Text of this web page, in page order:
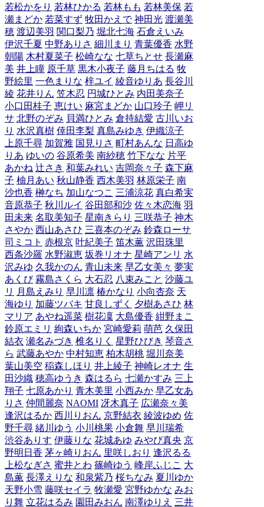
若松かをり 若林ひかる 若林もも 若林美保 若
瀬まどか 若菜すず 牧田かえで 神田光 渡瀬美
穂 渡辺美羽 関口梨乃 堀北七海 石倉えいみ
伊沢千夏 中野ありさ 細川まり 青葉優香 水野
朝陽 木村夏菜子 松崎なな 七草ちとせ 長瀬麻
美 井上瞳 原千草 黒木小夜子 藤月ちはる 牧
野絵里 一色まりな 梓ユイ 綾音ゆりあ 長谷川
綾 花井りん 笠木忍 円城ひとみ 内田美奈子
小口田桂子 恵けい 麻宮まどか 山口玲子 岬リ
サ 北野のぞみ 貝満ひとみ 倉持結愛 古川いお
り 水沢真樹 倖田李梨 真島みゆき 伊織涼子
上原千尋 加賀雅 国見りさ 町村あんな 日高ゆ
りあ ゆいの 谷原希美 南紗穂 竹下なな 片平
あかね 辻さき 和葉みれい 吉岡奈々子 森下麻
子 柚月あい 秋山静香 西木美羽 林原栄子 南
沙也香 榊なち 加山なつこ 三浦涼花 真白希実
音原恭子 秋川ルイ 谷田部和沙 佐々木恋海 羽
田未来 名取美知子 星南きらり 三咲恭子 神木
さやか 西山あさひ 三喜本のぞみ 鈴森ローサ
司ミコト 赤根京 叶紀美子 笛木薫 沢田珠里
西条沙羅 水野淑恵 坂巻リオナ 星崎アンリ 水
沢みゆ 久我かのん 青山未来 早乙女美々 夢実
あくび 霧島さくら 大石忍 八束みこと 沙藤ユ
リ
月島えみり 早川凛 椿かなり 小向杏奈 天
海ゆり 加藤ツバキ 甘良しずく 夕樹あさひ 林
マリア あやね遥菜 樹花凜 大島優香 紺野まこ
鈴原エミリ 絢森いちか 宮崎愛莉 萌芭 久保田
結衣 瀬名みづき 椎名りく 星野ひびき 琴音さ
ら 武藤あやか 中村知恵 柏木胡桃 堀川奈美
葉山美空 稲森しほり 井上綾子 神崎レオナ 生
田沙織 穂高ゆうき 森はるら 七瀬かすみ 三上
翔子 七原あかり 青木美里 小西みか 早乙女あ
りさ 仲間麗奈 NAOMI 冴木真子 広瀬奈々美
逢沢はるか 西川りおん 京野結衣 綾波ゆめ 佐
野千尋 緒川ゆう 小川桃果 小倉舞 早川瑞希
渋谷ありす 伊藤りな 花城あゆ みやび真央 京
野明日香 茅ヶ崎りおん 里咲しおり 逢沢るる
上松なぎさ 蜜井とわ 篠崎ゆう 峰岸ふじこ 大
島薫 長澤えりな 和泉紫乃 桜ちなみ 夏川ゆか
天野小雪 藤咲セイラ 牧瀬愛 宮野ゆかな みお
り舞 立花はるみ 園田みおん 南澤ゆりえ 三井